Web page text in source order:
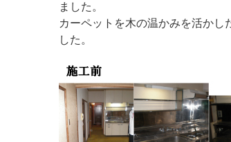
ました。
カーペットを木の温かみを活かし
した。